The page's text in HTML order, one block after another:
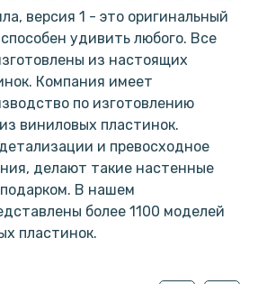
версия 1 - это оригинальный
удивить любого. Все
из настоящих
Компания имеет
по изготовлению
виниловых пластинок.
и превосходное
делают такие настенные
В нашем
более 1100 моделей
пластинок.